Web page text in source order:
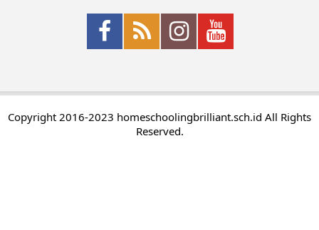
Copyright 2016-2023 homeschoolingbrilliant.sch.id All Rights
Reserved.